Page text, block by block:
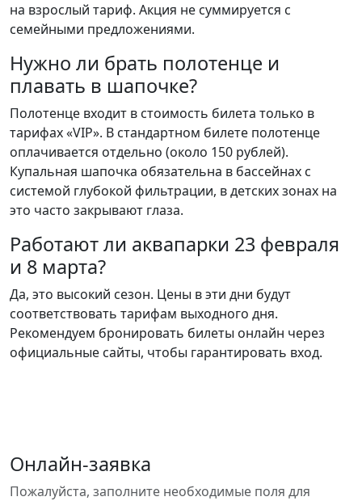
на взрослый тариф. Акция не суммируется с
семейными предложениями.
Нужно ли брать полотенце и
плавать в шапочке?
Полотенце входит в стоимость билета только в
тарифах «VIP». В стандартном билете полотенце
оплачивается отдельно (около 150 рублей).
Купальная шапочка обязательна в бассейнах с
системой глубокой фильтрации, в детских зонах на
это часто закрывают глаза.
Работают ли аквапарки 23 февраля
и 8 марта?
Да, это высокий сезон. Цены в эти дни будут
соответствовать тарифам выходного дня.
Рекомендуем бронировать билеты онлайн через
официальные сайты, чтобы гарантировать вход.
Онлайн-заявка
Пожалуйста, заполните необходимые поля для